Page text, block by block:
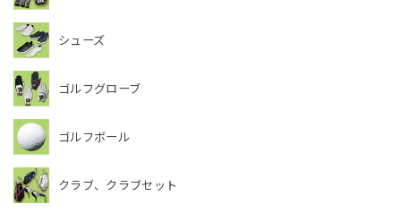
シューズ
ゴルフグローブ
ゴルフボール
クラブ、クラブセット